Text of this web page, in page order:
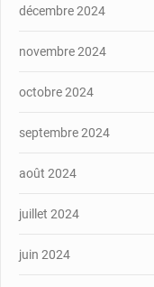
décembre 2024
novembre 2024
octobre 2024
septembre 2024
août 2024
juillet 2024
juin 2024